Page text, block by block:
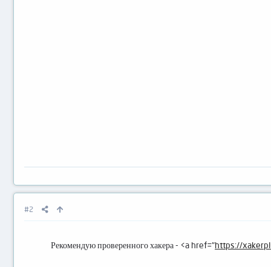
#2
Рекомендую проверенного хакера - <a href="https://